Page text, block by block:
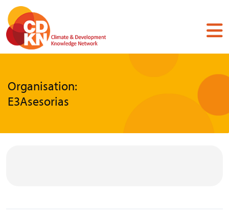
Skip
main
content
Organisation:
E3Asesorias